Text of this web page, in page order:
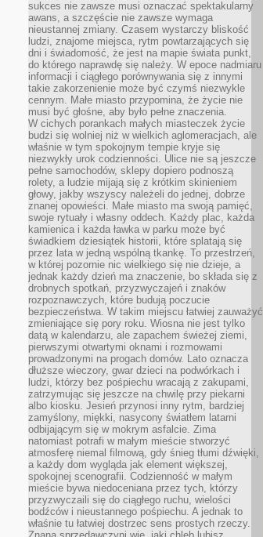
sukces nie zawsze musi oznaczać spektakularny
awans, a szczęście nie zawsze wymaga
nieustannej zmiany. Czasem wystarczy bliskość
ludzi, znajome miejsca, rytm powtarzających się
dni i świadomość, że jest na mapie świata punkt,
do którego naprawdę się należy. W epoce nadmiaru
informacji i ciągłego porównywania się z innymi
takie zakorzenienie może być czymś niezwykle
cennym. Małe miasto przypomina, że życie nie
musi być głośne, aby było pełne znaczenia.
W cichych porankach małych miasteczek życie
budzi się wolniej niż w wielkich aglomeracjach, ale
właśnie w tym spokojnym tempie kryje się
niezwykły urok codzienności. Ulice nie są jeszcze
pełne samochodów, sklepy dopiero podnoszą
rolety, a ludzie mijają się z krótkim skinieniem
głowy, jakby wszyscy należeli do jednej, dobrze
znanej opowieści. Małe miasto ma swoją pamięć,
swoje rytuały i własny oddech. Każdy plac, każda
kamienica i każda ławka w parku może być
świadkiem dziesiątek historii, które splatają się
przez lata w jedną wspólną tkankę. To przestrzeń,
w której pozornie nic wielkiego się nie dzieje, a
jednak każdy dzień ma znaczenie, bo składa się z
drobnych spotkań, przyzwyczajeń i znaków
rozpoznawczych, które budują poczucie
bezpieczeństwa. W takim miejscu łatwiej zauważyć
zmieniające się pory roku. Wiosna nie jest tylko
datą w kalendarzu, ale zapachem świeżej ziemi,
pierwszymi otwartymi oknami i rozmowami
prowadzonymi na progach domów. Lato oznacza
dłuższe wieczory, gwar dzieci na podwórkach i
ludzi, którzy bez pośpiechu wracają z zakupami,
zatrzymując się jeszcze na chwilę przy piekarni
albo kiosku. Jesień przynosi inny rytm, bardziej
zamyślony, miękki, nasycony światłem latarni
odbijającym się w mokrym asfalcie. Zima
natomiast potrafi w małym mieście stworzyć
atmosferę niemal filmową, gdy śnieg tłumi dźwięki,
a każdy dom wygląda jak element większej,
spokojnej scenografii. Codzienność w małym
mieście bywa niedoceniana przez tych, którzy
przyzwyczaili się do ciągłego ruchu, wielości
bodźców i nieustannego pośpiechu. A jednak to
właśnie tu łatwiej dostrzec sens prostych rzeczy.